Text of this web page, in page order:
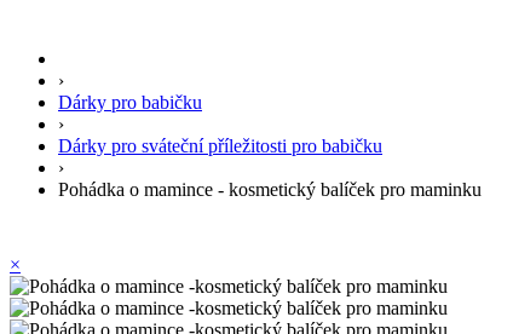
›
Dárky pro babičku
›
Dárky pro sváteční příležitosti pro babičku
›
Pohádka o mamince - kosmetický balíček pro maminku
×